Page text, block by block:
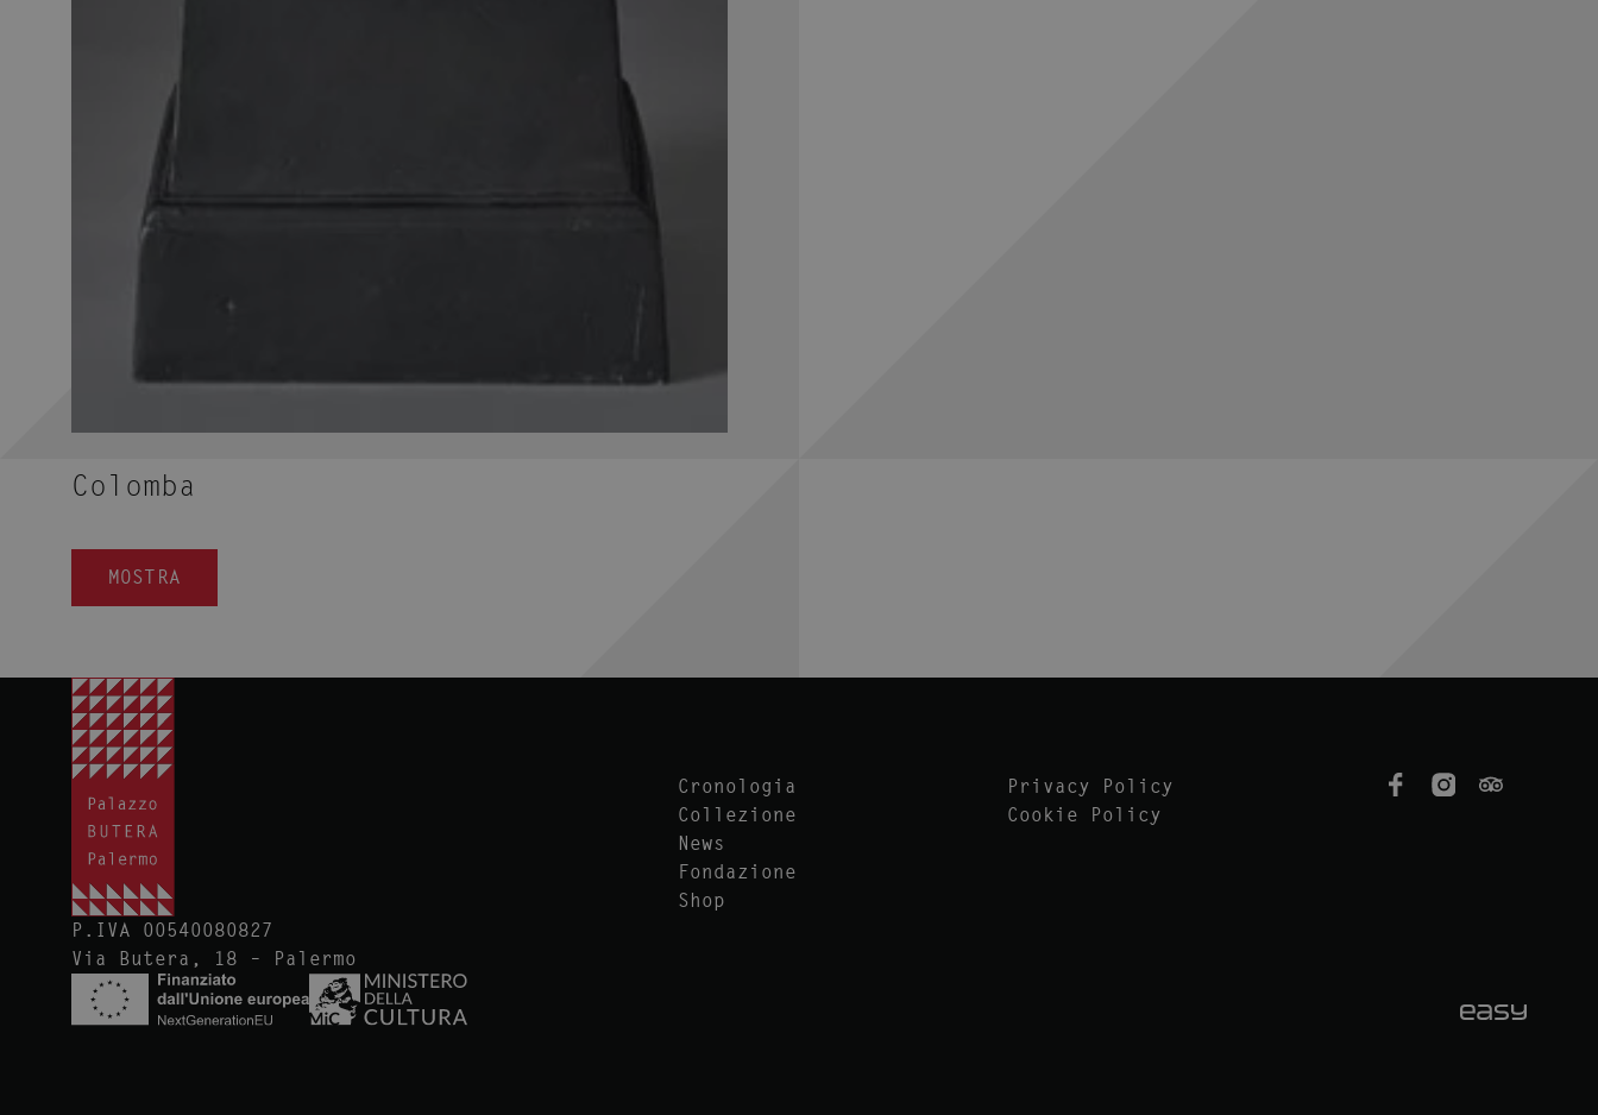
Colomba
MOSTRA
P.IVA 00540080827
Via Butera, 18 – Palermo
Cronologia
Collezione
News
Fondazione
Shop
Privacy Policy
Cookie Policy